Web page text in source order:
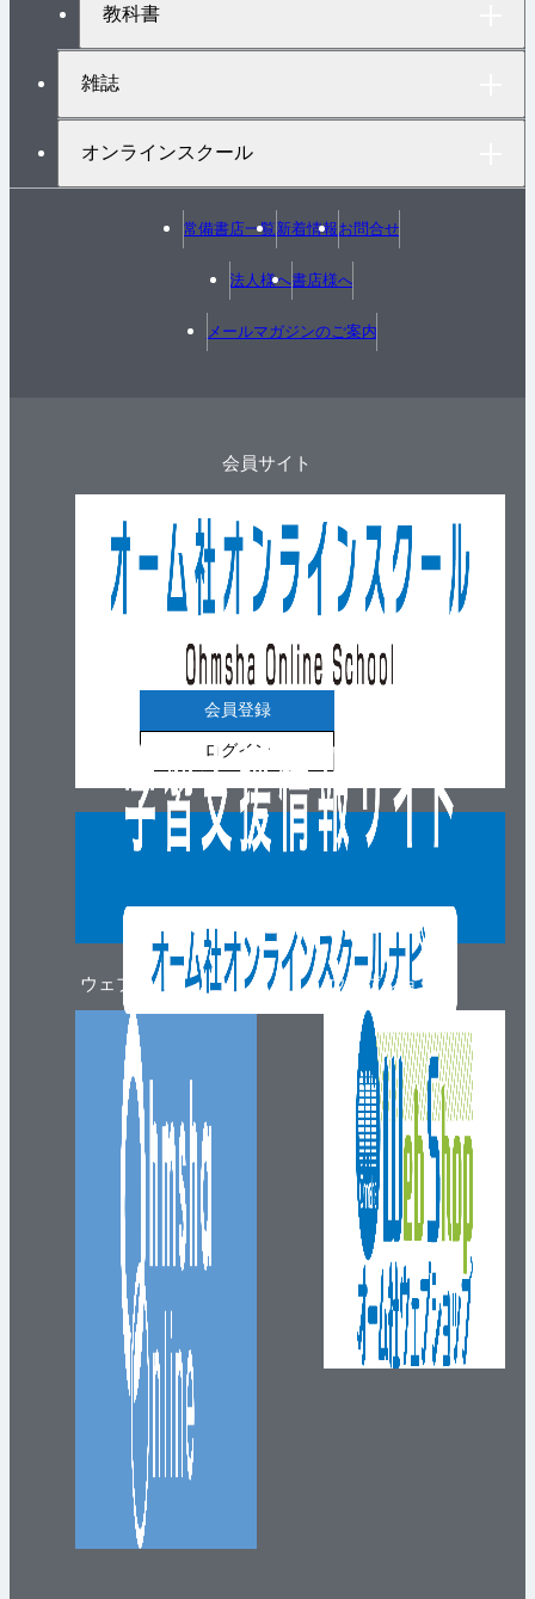
教科書
雑誌
オンラインスクール
常備書店一覧新着情報お問合せ
法人様へ書店様へ
メールマガジンのご案内
ウェブマガジン
会員サイト
会員登録
ログイン
ウェブショップ